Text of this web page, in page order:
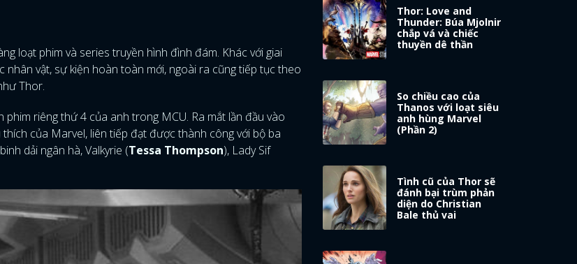
loạt phim và series truyền hình đình đám. Khác với giai
vật, sự kiện hoàn toàn mới, ngoài ra cũng tiếp tục theo
Thor.
phim riêng thứ 4 của anh trong MCU. Ra mắt lần đầu vào
của Marvel, liên tiếp đạt được thành công với bộ ba
dải ngân hà, Valkyrie (Tessa Thompson), Lady Sif
Thor: Love and
Thunder: Búa Mjolnir
chắp vá và chiếc
thuyền dê thần
So chiều cao của
Thanos với loạt siêu
anh hùng Marvel
(Phần 2)
Tình cũ của Thor sẽ
đánh bại trùm phản
diện do Christian
Bale thủ vai